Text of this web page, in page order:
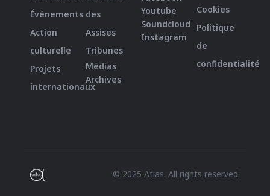
Événements
Action
culturelle
Projets
internationaux
des
Assises
Tribunes
Médias
Archives
Youtube
Soundcloud
Instagram
Cookies
Politique
de
confidentialité
© 2025 Atlas. All rights reserved.